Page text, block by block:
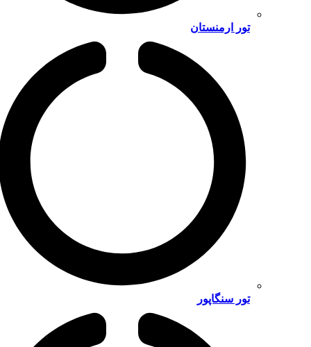
تور ارمنستان
تور سنگاپور